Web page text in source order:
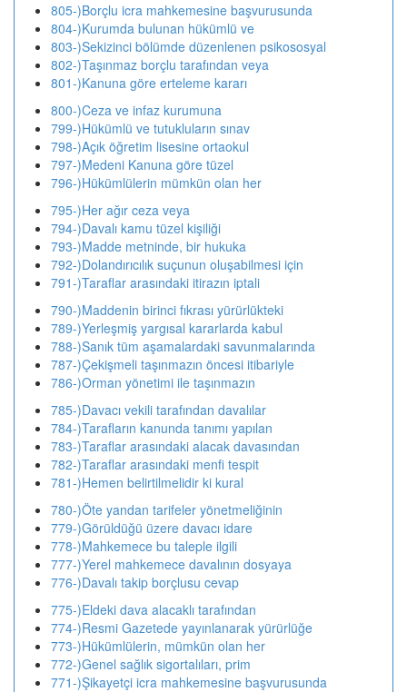
805-)Borçlu icra mahkemesine başvurusunda
804-)Kurumda bulunan hükümlü ve
803-)Sekizinci bölümde düzenlenen psikososyal
802-)Taşınmaz borçlu tarafından veya
801-)Kanuna göre erteleme kararı
800-)Ceza ve infaz kurumuna
799-)Hükümlü ve tutukluların sınav
798-)Açık öğretim lisesine ortaokul
797-)Medeni Kanuna göre tüzel
796-)Hükümlülerin mümkün olan her
795-)Her ağır ceza veya
794-)Davalı kamu tüzel kişiliği
793-)Madde metninde, bir hukuka
792-)Dolandırıcılık suçunun oluşabilmesi için
791-)Taraflar arasındaki itirazın iptali
790-)Maddenin birinci fıkrası yürürlükteki
789-)Yerleşmiş yargısal kararlarda kabul
788-)Sanık tüm aşamalardaki savunmalarında
787-)Çekişmeli taşınmazın öncesi itibariyle
786-)Orman yönetimi ile taşınmazın
785-)Davacı vekili tarafından davalılar
784-)Tarafların kanunda tanımı yapılan
783-)Taraflar arasındaki alacak davasından
782-)Taraflar arasındaki menfi tespit
781-)Hemen belirtilmelidir ki kural
780-)Öte yandan tarifeler yönetmeliğinin
779-)Görüldüğü üzere davacı idare
778-)Mahkemece bu taleple ilgili
777-)Yerel mahkemece davalının dosyaya
776-)Davalı takip borçlusu cevap
775-)Eldeki dava alacaklı tarafından
774-)Resmi Gazetede yayınlanarak yürürlüğe
773-)Hükümlülerin, mümkün olan her
772-)Genel sağlık sigortalıları, prim
771-)Şikayetçi icra mahkemesine başvurusunda